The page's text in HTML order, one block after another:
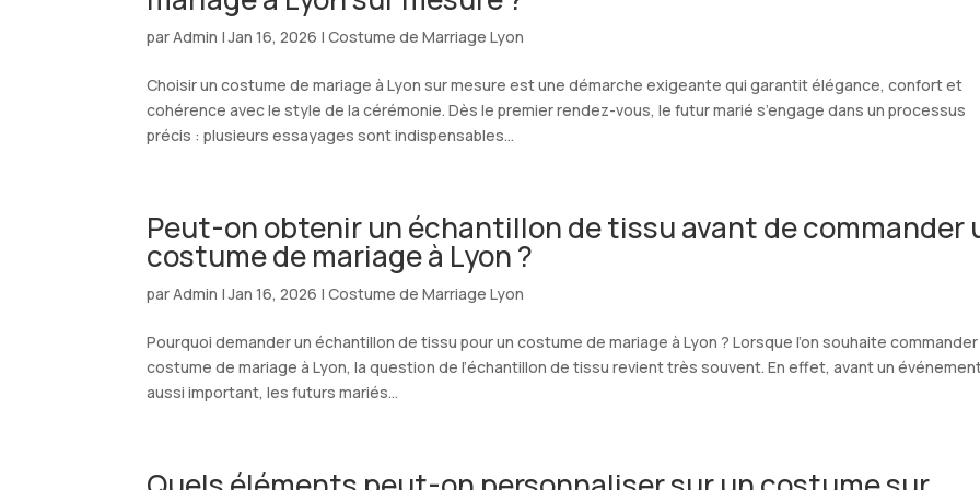
parAdmin |Jan 16, 2026 |Costume de Marriage Lyon
Choisir un costume de mariage à Lyon sur mesure est une démarche exigeante qui garantit élégance, confort et
cohérence avec le style de la cérémonie. Dès le premier rendez-vous, le futur marié s’engage dans un processus
précis : plusieurs essayages sont indispensables...
Peut-on obtenir un échantillon de tissu avant de commander
costume de mariage à Lyon ?
parAdmin |Jan 16, 2026 |Costume de Marriage Lyon
Pourquoi demander un échantillon de tissu pour un costume de mariage à Lyon ? Lorsque l’on souhaite commander
costume de mariage à Lyon, la question de l’échantillon de tissu revient très souvent. En effet, avant un
aussi important, les futurs mariés...